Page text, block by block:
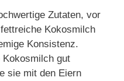
Zutaten, vor
Kokosmilch
Konsistenz.
gut
sie mit den Eiern